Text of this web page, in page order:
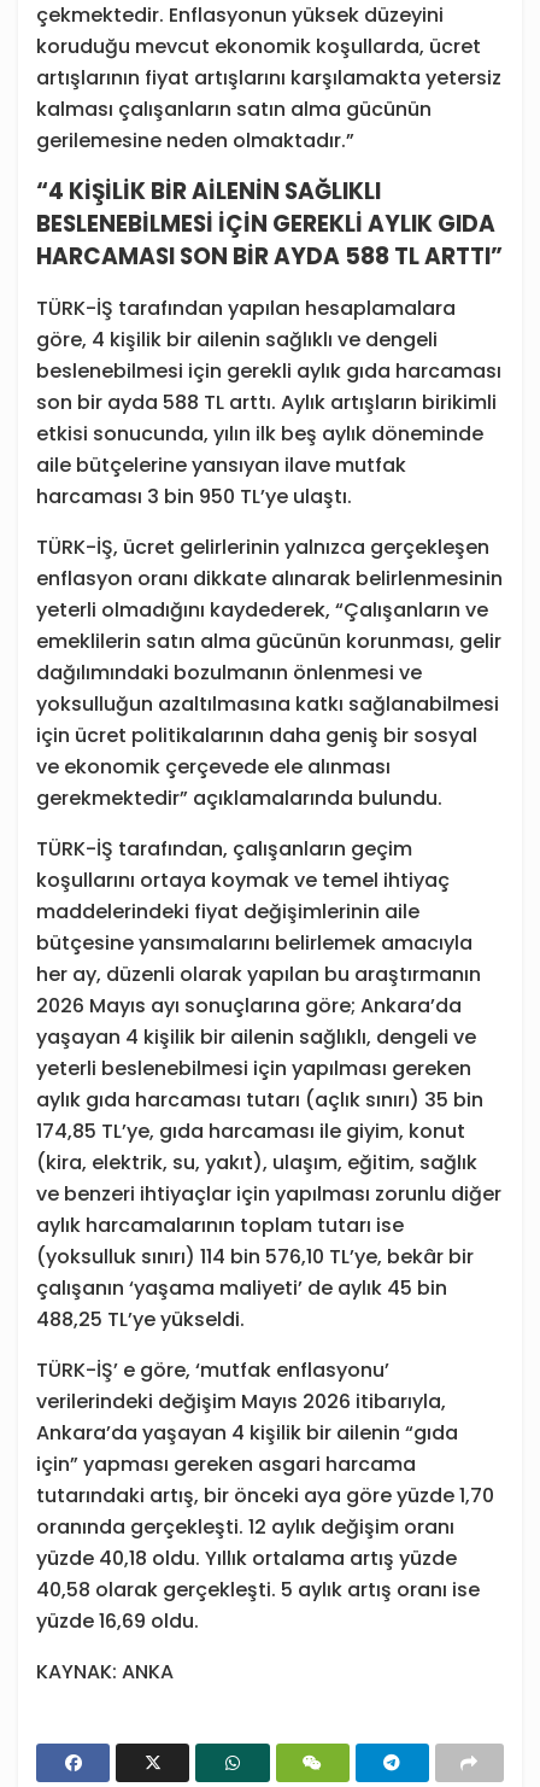
çekmektedir. Enflasyonun yüksek düzeyini
koruduğu mevcut ekonomik koşullarda, ücret
artışlarının fiyat artışlarını karşılamakta yetersiz
kalması çalışanların satın alma gücünün
gerilemesine neden olmaktadır.”
“4 KİŞİLİK BİR AİLENİN SAĞLIKLI
BESLENEBİLMESİ İÇİN GEREKLİ AYLIK GIDA
HARCAMASI SON BİR AYDA 588 TL ARTTI”
TÜRK-İŞ tarafından yapılan hesaplamalara
göre, 4 kişilik bir ailenin sağlıklı ve dengeli
beslenebilmesi için gerekli aylık gıda harcaması
son bir ayda 588 TL arttı. Aylık artışların birikimli
etkisi sonucunda, yılın ilk beş aylık döneminde
aile bütçelerine yansıyan ilave mutfak
harcaması 3 bin 950 TL’ye ulaştı.
TÜRK-İŞ, ücret gelirlerinin yalnızca gerçekleşen
enflasyon oranı dikkate alınarak belirlenmesinin
yeterli olmadığını kaydederek, “Çalışanların ve
emeklilerin satın alma gücünün korunması, gelir
dağılımındaki bozulmanın önlenmesi ve
yoksulluğun azaltılmasına katkı sağlanabilmesi
için ücret politikalarının daha geniş bir sosyal
ve ekonomik çerçevede ele alınması
gerekmektedir” açıklamalarında bulundu.
TÜRK-İŞ tarafından, çalışanların geçim
koşullarını ortaya koymak ve temel ihtiyaç
maddelerindeki fiyat değişimlerinin aile
bütçesine yansımalarını belirlemek amacıyla
her ay, düzenli olarak yapılan bu araştırmanın
2026 Mayıs ayı sonuçlarına göre; Ankara’da
yaşayan 4 kişilik bir ailenin sağlıklı, dengeli ve
yeterli beslenebilmesi için yapılması gereken
aylık gıda harcaması tutarı (açlık sınırı) 35 bin
174,85 TL’ye, gıda harcaması ile giyim, konut
(kira, elektrik, su, yakıt), ulaşım, eğitim, sağlık
ve benzeri ihtiyaçlar için yapılması zorunlu diğer
aylık harcamalarının toplam tutarı ise
(yoksulluk sınırı) 114 bin 576,10 TL’ye, bekâr bir
çalışanın ‘yaşama maliyeti’ de aylık 45 bin
488,25 TL’ye yükseldi.
TÜRK-İŞ’ e göre, ‘mutfak enflasyonu’
verilerindeki değişim Mayıs 2026 itibarıyla,
Ankara’da yaşayan 4 kişilik bir ailenin “gıda
için” yapması gereken asgari harcama
tutarındaki artış, bir önceki aya göre yüzde 1,70
oranında gerçekleşti. 12 aylık değişim oranı
yüzde 40,18 oldu. Yıllık ortalama artış yüzde
40,58 olarak gerçekleşti. 5 aylık artış oranı ise
yüzde 16,69 oldu.
KAYNAK: ANKA